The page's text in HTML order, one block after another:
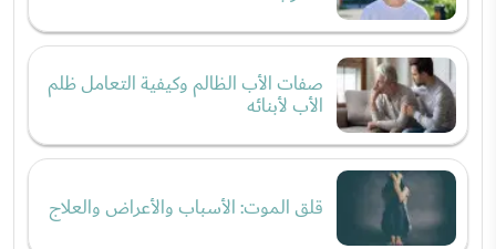
صفات الأب الظالم وكيفية التعامل ظلم
الأب لأبنائه
قلق الموت: الأسباب والأعراض والعلاج